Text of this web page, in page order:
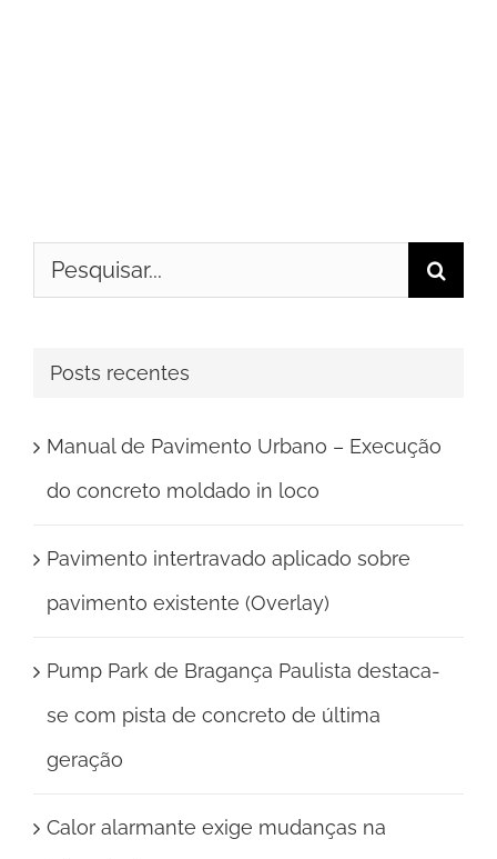
Buscar
Posts recentes
Manual de Pavimento Urbano – Execução
do concreto moldado in loco
Pavimento intertravado aplicado sobre
pavimento existente (Overlay)
Pump Park de Bragança Paulista destaca-
se com pista de concreto de última
geração
Calor alarmante exige mudanças na